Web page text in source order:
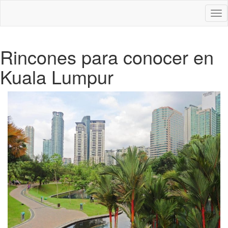
Rincones para conocer en
Kuala Lumpur